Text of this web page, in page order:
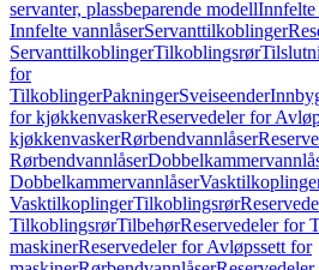
servanter, plassbeparende modellInnfelte
Innfelte vannlåserServanttilkoblinger
ServanttilkoblingerTilkoblingsrør
for
TilkoblingerPakningerSveiseender
for kjøkkenvaskerReservedeler for
kjøkkenvaskerRørbendvannlåser
Rørbendvannlåser
Dobbelkammervannlåser
VasktilkoplingerTilkoblingsrør
TilkoblingsrørTilbehørReservedeler for
maskinerReservedeler for Avløpssett for